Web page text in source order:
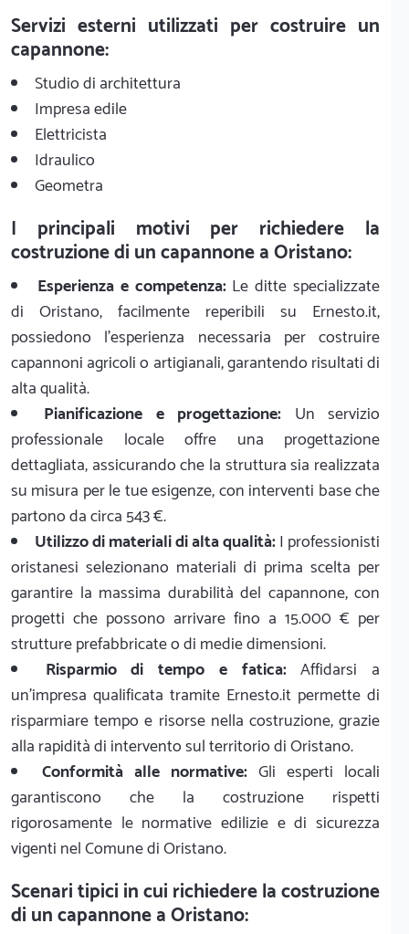
Servizi esterni utilizzati per costruire un
capannone:
Studio di architettura
Impresa edile
Elettricista
Idraulico
Geometra
I principali motivi per richiedere la
costruzione di un capannone a Oristano:
Esperienza e competenza:Le ditte specializzate
di Oristano, facilmente reperibili su Ernesto.it,
possiedono l'esperienza necessaria per costruire
capannoni agricoli o artigianali, garantendo risultati di
alta qualità.
Pianificazione e progettazione: Un servizio
professionale locale offre una progettazione
dettagliata, assicurando che la struttura sia realizzata
su misura per le tue esigenze, con interventi base che
partono da circa 543 €.
Utilizzo di materiali di alta qualità:I professionisti
oristanesi selezionano materiali di prima scelta per
garantire la massima durabilità del capannone, con
progetti che possono arrivare fino a 15.000 € per
strutture prefabbricate o di medie dimensioni.
Risparmio di tempo e fatica:Affidarsi a
un'impresa qualificata tramite Ernesto.it permette di
risparmiare tempo e risorse nella costruzione, grazie
alla rapidità di intervento sul territorio di Oristano.
Conformità alle normative: Gli esperti locali
garantiscono che la costruzione rispetti
rigorosamente le normative edilizie e di sicurezza
vigenti nel Comune di Oristano.
Scenari tipici in cui richiedere la costruzione
di un capannone a Oristano: